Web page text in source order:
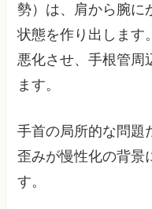
勢）は、肩から腕に
状態を作り出します
悪化させ、手根管周
ます。
手首の局所的な問題
歪みが慢性化の背景
す。